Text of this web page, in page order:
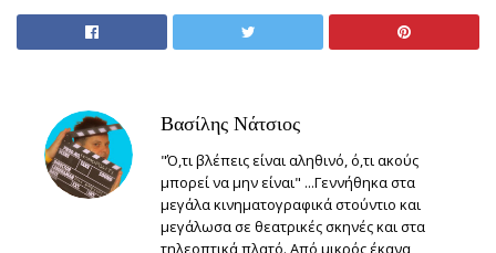
Βασίλης Νάτσιος
"Ό,τι βλέπεις είναι αληθινό, ό,τι ακούς
μπορεί να μην είναι" ...Γεννήθηκα στα
μεγάλα κινηματογραφικά στούντιο και
μεγάλωσα σε θεατρικές σκηνές και στα
τηλεοπτικά πλατό. Από μικρός έκανα